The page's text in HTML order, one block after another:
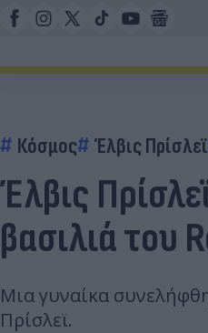
Κόσμος Έλβις Πρίσλεϊ
Έλβις
βασιλιά του
Μια γυναίκα
Πρίσλεϊ.